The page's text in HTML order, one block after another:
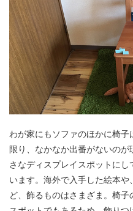
わが家にもソファのほかに椅
限り、なかなか出番がないの
さなディスプレイスポットに
います。海外で入手した絵本
ど、飾るものはさまざま。椅